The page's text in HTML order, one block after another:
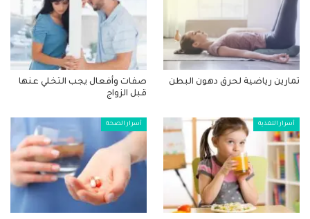
تمارين رياضية لحرق دهون البطن
صفات وأفعال يجب التخلي عنها
قبل الزواج
أسرار التغذية أسرار الصحة